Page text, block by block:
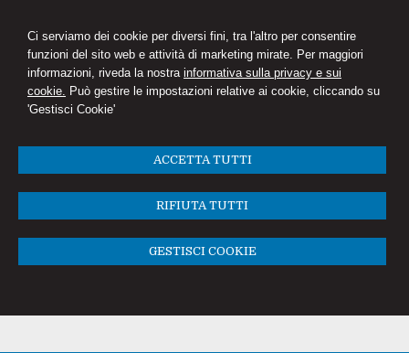
Ci serviamo dei cookie per diversi fini, tra l'altro per consentire
funzioni del sito web e attività di marketing mirate. Per maggiori
informazioni, riveda la nostra informativa sulla privacy e sui
cookie. Può gestire le impostazioni relative ai cookie, cliccando su
'Gestisci Cookie'
ACCETTA TUTTI
RIFIUTA TUTTI
GESTISCI COOKIE